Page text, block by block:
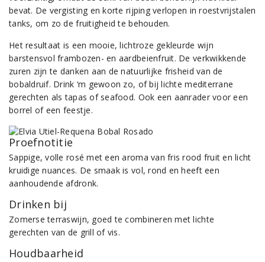
bevat. De vergisting en korte rijping verlopen in roestvrijstalen
tanks, om zo de fruitigheid te behouden.
Het resultaat is een mooie, lichtroze gekleurde wijn
barstensvol frambozen- en aardbeienfruit. De verkwikkende
zuren zijn te danken aan de natuurlijke frisheid van de
bobaldruif. Drink ‘m gewoon zo, of bij lichte mediterrane
gerechten als tapas of seafood. Ook een aanrader voor een
borrel of een feestje.
Proefnotitie
Sappige, volle rosé met een aroma van fris rood fruit en licht
kruidige nuances. De smaak is vol, rond en heeft een
aanhoudende afdronk.
Drinken bij
Zomerse terraswijn, goed te combineren met lichte
gerechten van de grill of vis.
Houdbaarheid